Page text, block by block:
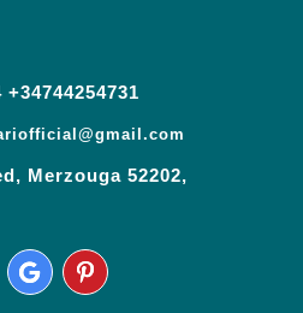
+34744254731
Merzouga 52202,